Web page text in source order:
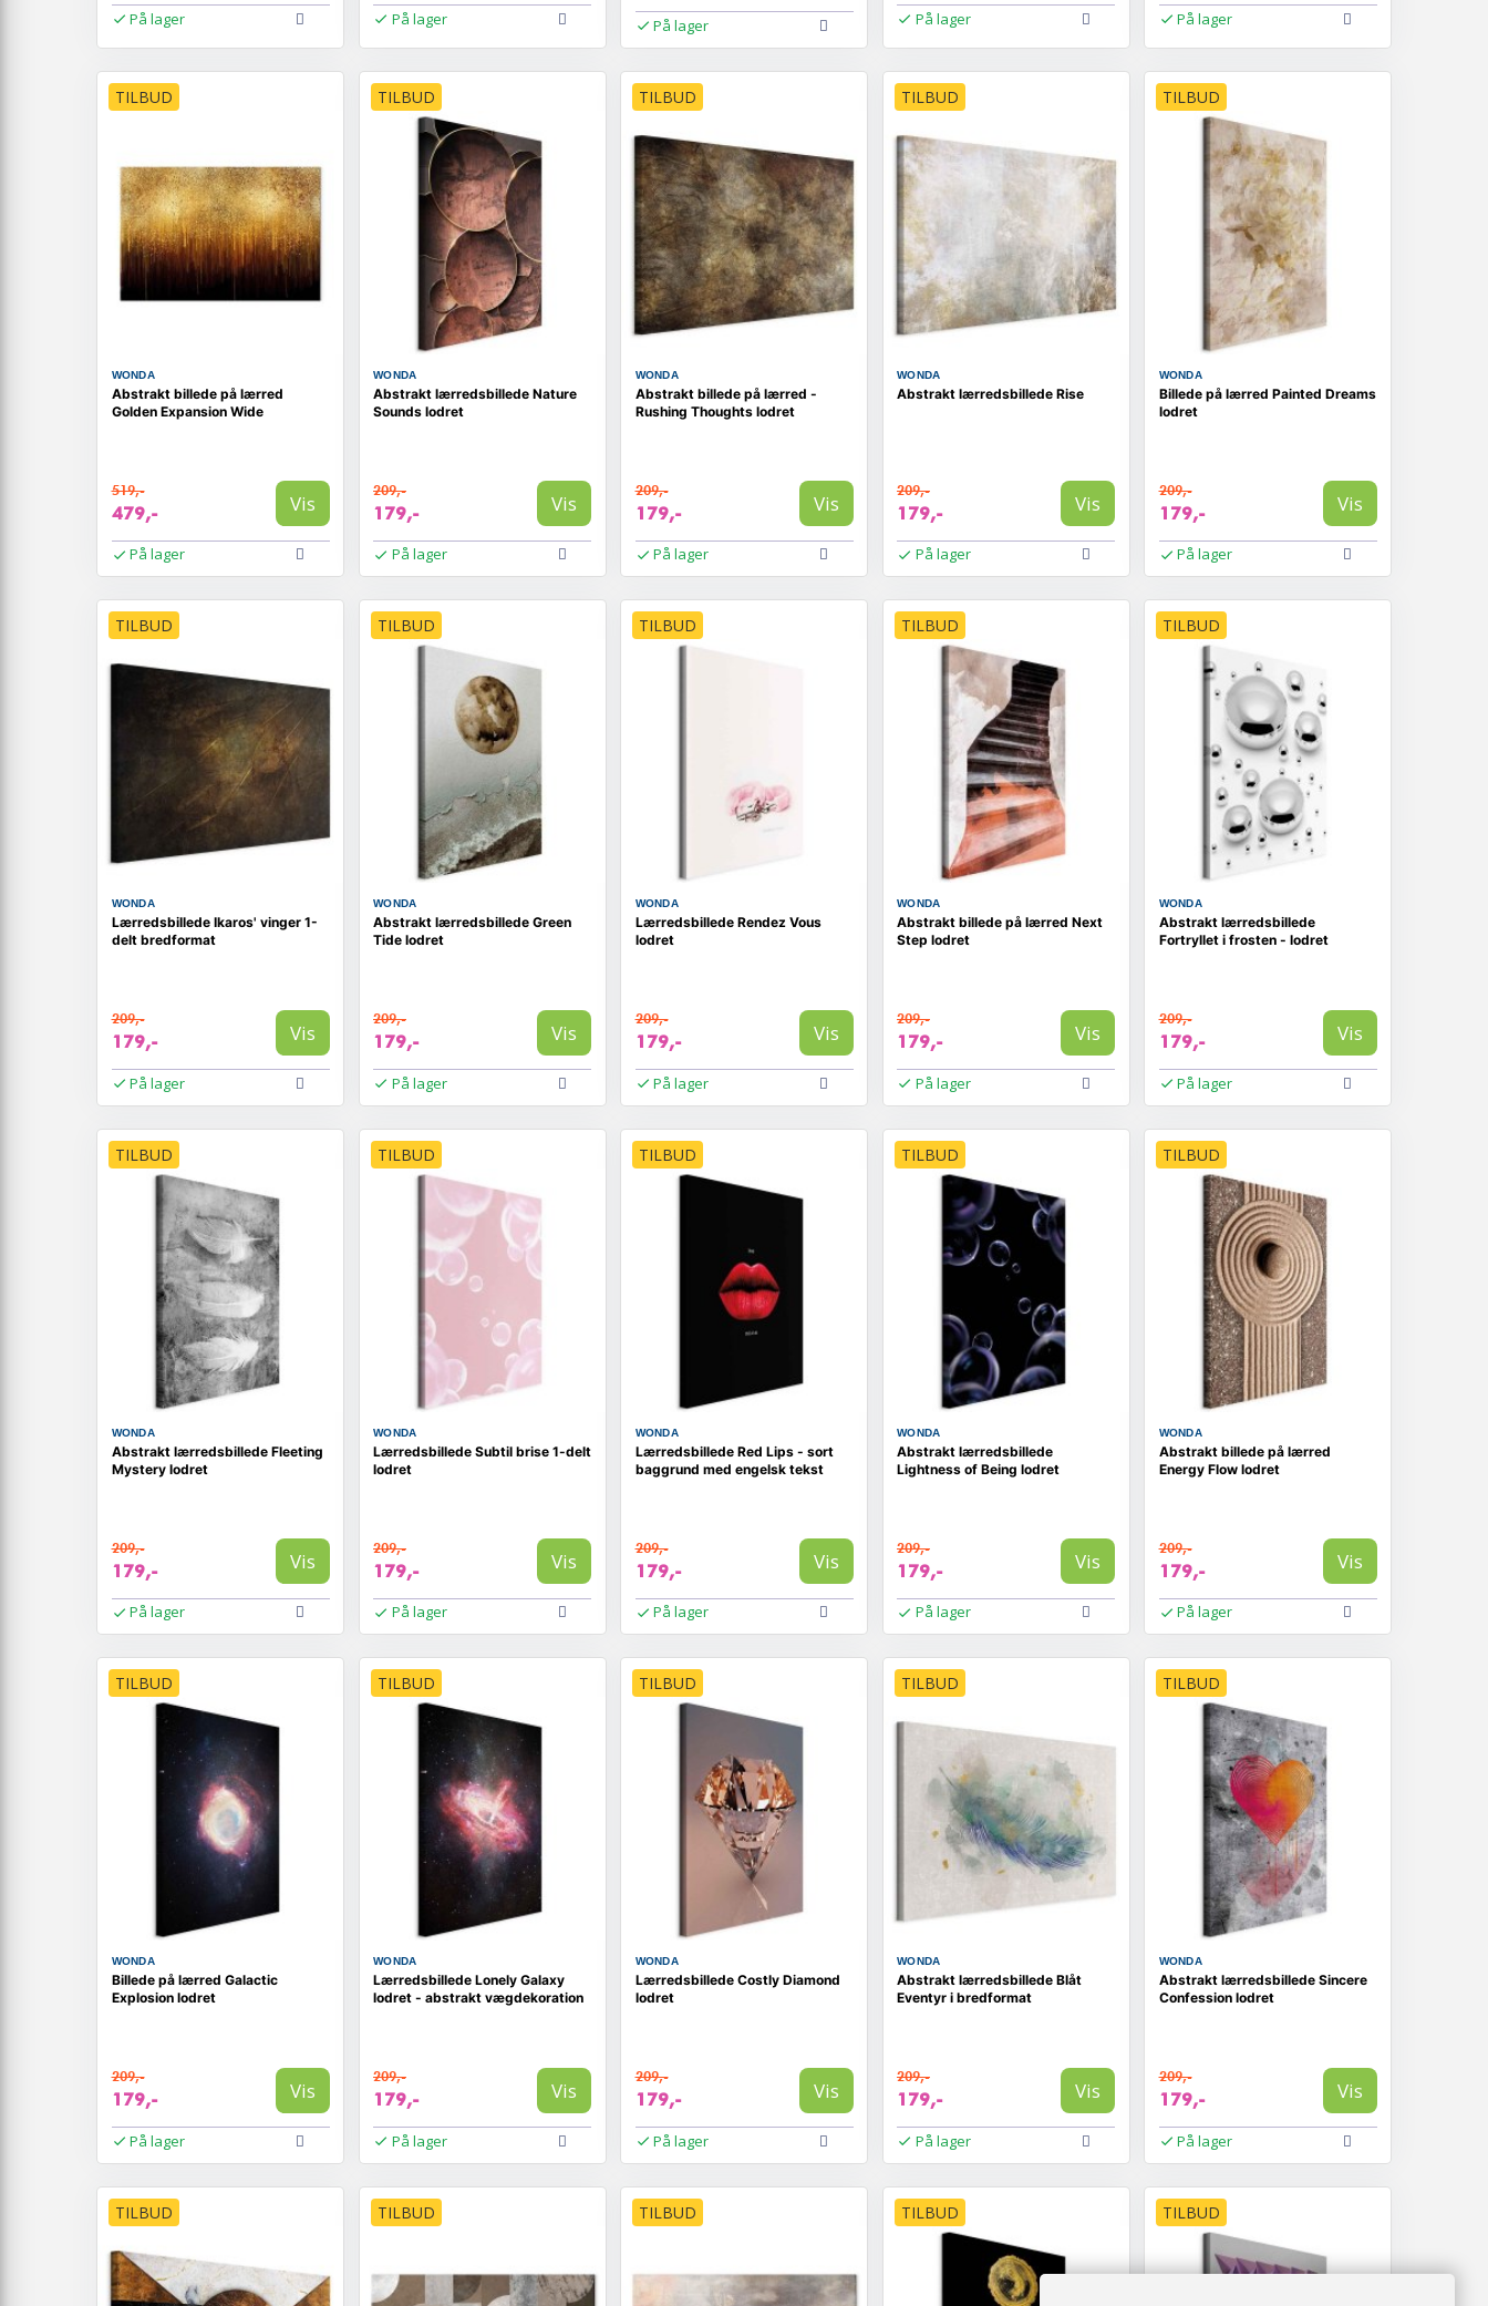
På lager På lager På lager På lager På lager
TILBUD
WONDA
Abstrakt billede på lærred
Golden Expansion Wide
519,-
479,- Vis
På lager
TILBUD
WONDA
Abstrakt lærredsbillede Nature
Sounds lodret
209,-
179,- Vis
På lager
TILBUD
WONDA
Abstrakt billede på lærred -
Rushing Thoughts lodret
209,-
179,- Vis
På lager
TILBUD
WONDA
Abstrakt lærredsbillede Rise
209,-
179,- Vis
På lager
TILBUD
WONDA
Billede på lærred Painted Dreams
lodret
209,-
179,- Vis
På lager
TILBUD
WONDA
Lærredsbillede Ikaros' vinger 1-
delt bredformat
209,-
179,- Vis
På lager
TILBUD
WONDA
Abstrakt lærredsbillede Green
Tide lodret
209,-
179,- Vis
På lager
TILBUD
WONDA
Lærredsbillede Rendez Vous
lodret
209,-
179,- Vis
På lager
TILBUD
WONDA
Abstrakt billede på lærred Next
Step lodret
209,-
179,- Vis
På lager
TILBUD
WONDA
Abstrakt lærredsbillede
Fortryllet i frosten - lodret
209,-
179,- Vis
På lager
TILBUD
WONDA
Abstrakt lærredsbillede Fleeting
Mystery lodret
209,-
179,- Vis
På lager
TILBUD
WONDA
Lærredsbillede Subtil brise 1-delt
lodret
209,-
179,- Vis
På lager
TILBUD
WONDA
Lærredsbillede Red Lips - sort
baggrund med engelsk tekst
209,-
179,- Vis
På lager
TILBUD
WONDA
Abstrakt lærredsbillede
Lightness of Being lodret
209,-
179,- Vis
På lager
TILBUD
WONDA
Abstrakt billede på lærred
Energy Flow lodret
209,-
179,- Vis
På lager
TILBUD
WONDA
Billede på lærred Galactic
Explosion lodret
209,-
179,- Vis
På lager
TILBUD
WONDA
Lærredsbillede Lonely Galaxy
lodret - abstrakt vægdekoration
209,-
179,- Vis
På lager
TILBUD
WONDA
Lærredsbillede Costly Diamond
lodret
209,-
179,- Vis
På lager
TILBUD
WONDA
Abstrakt lærredsbillede Blåt
Eventyr i bredformat
209,-
179,- Vis
På lager
TILBUD
WONDA
Abstrakt lærredsbillede Sincere
Confession lodret
209,-
179,- Vis
På lager
TILBUD TILBUD TILBUD TILBUD TILBUD